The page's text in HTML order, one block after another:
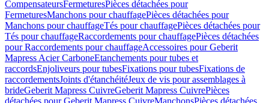
CompensateursFermeturesPièces détachées pour
FermeturesManchons pour chauffagePièces détachées pour
Manchons pour chauffageTés pour chauffagePièces détachées pour
Tés pour chauffageRaccordements pour chauffagePièces détachées
pour Raccordements pour chauffageAccessoires pour Geberit
Mapress Acier CarboneEtanchements pour tubes et
raccordsEnjoliveurs pour tubesFixations pour tubesFixations de
raccordementsJoints d'étanchéitéJeux de vis pour assemblages à
brideGeberit Mapress CuivreGeberit Mapress CuivrePièces
détachées pour Geberit Mapress CuivreManchonsPièces détachées